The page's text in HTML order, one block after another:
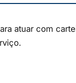
atuar com